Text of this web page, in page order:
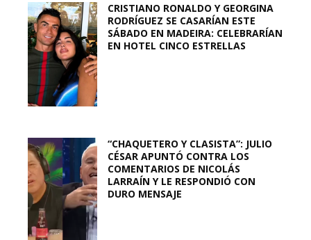
CRISTIANO RONALDO Y GEORGINA
RODRÍGUEZ SE CASARÍAN ESTE
SÁBADO EN MADEIRA: CELEBRARÍAN
EN HOTEL CINCO ESTRELLAS
“CHAQUETERO Y CLASISTA”: JULIO
CÉSAR APUNTÓ CONTRA LOS
COMENTARIOS DE NICOLÁS
LARRAÍN Y LE RESPONDIÓ CON
DURO MENSAJE